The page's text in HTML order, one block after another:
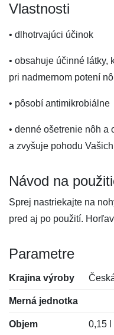
Vlastnosti
• dlhotrvajúci účinok
• obsahuje účinné látky,
pri nadmernom potení
• pôsobí antimikrobiálne
• denné ošetrenie nôh a
a zvyšuje pohodu
Návod na
Sprej nastriekajte na
pred aj po použití.
Parametre
Krajina výroby
Merná jednotka
Objem 0,15 l